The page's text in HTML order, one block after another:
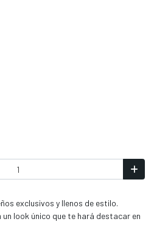
exclusivos y llenos de estilo.
look único que te hará destacar en